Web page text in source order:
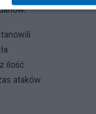
ilość
ataków